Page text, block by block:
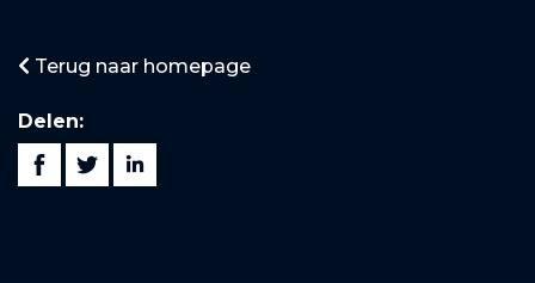
Terug naar homepage
Delen: